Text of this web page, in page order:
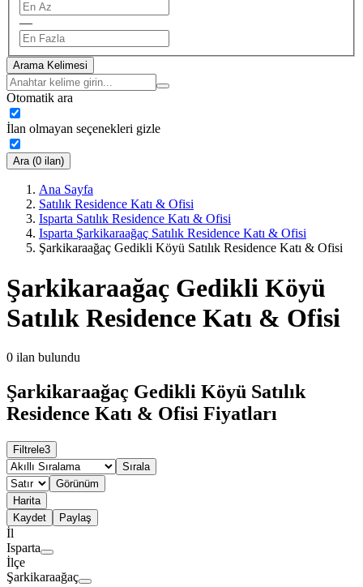
—
Arama Kelimesi
Otomatik ara
İlan olmayan seçenekleri gizle
Ara (0 ilan)
Ana Sayfa
Satılık Residence Katı & Ofisi
Isparta Satılık Residence Katı & Ofisi
Isparta Şarkikaraağaç Satılık Residence Katı & Ofisi
Şarkikaraağaç Gedikli Köyü Satılık Residence Katı & Ofisi
Şarkikaraağaç Gedikli Köyü
Satılık Residence Katı & Ofisi
0 ilan bulundu
Şarkikaraağaç Gedikli Köyü Satılık
Residence Katı & Ofisi Fiyatları
Filtrele3
Sırala
Görünüm
Harita
Kaydet
Paylaş
İl
Isparta
İlçe
Şarkikaraağaç